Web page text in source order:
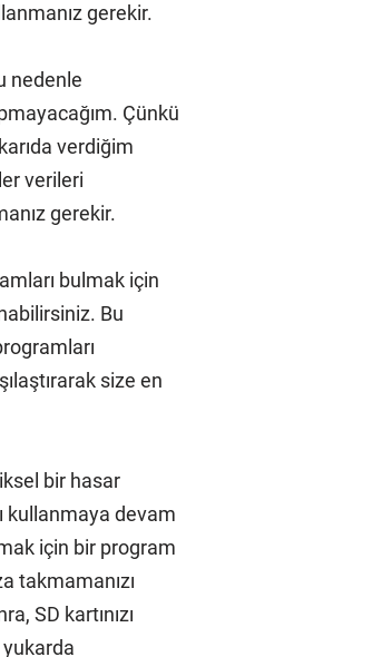
gerekir.
nedenle
Çünkü
verdiğim
verileri
gerekir.
bulmak için
Bu
size en
bir hasar
kullanmaya devam
için bir program
takmamanızı
SD kartınızı
yukarda